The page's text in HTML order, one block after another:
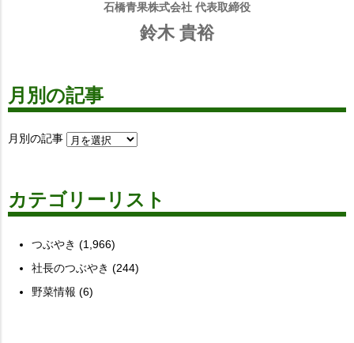
石橋青果株式会社 代表取締役
鈴木 貴裕
月別の記事
月別の記事
カテゴリーリスト
つぶやき (1,966)
社長のつぶやき (244)
野菜情報 (6)